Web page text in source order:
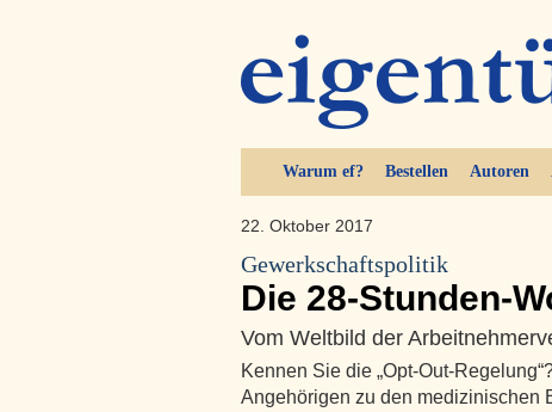
Warum ef? Bestellen Autoren
22. Oktober 2017
Gewerkschaftspolitik
Die 28-Stunden-
Vom Weltbild der
Kennen Sie die „Opt-Out-
Angehörigen zu den medizinischen